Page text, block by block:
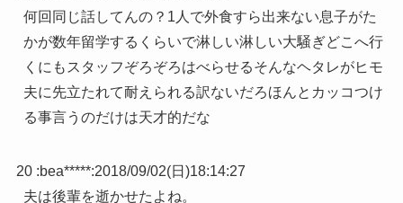
何回同じ話してんの？1人で外食すら出来ない息子がた
かが数年留学するくらいで淋しい淋しい大騒ぎどこへ行
くにもスタッフぞろぞろはべらせるそんなヘタレがヒモ
夫に先立たれて耐えられる訳ないだろほんとカッコつけ
る事言うのだけは天才的だな
20 :bea*****:2018/09/02(日)18:14:27
夫は後輩を逝かせたよね。